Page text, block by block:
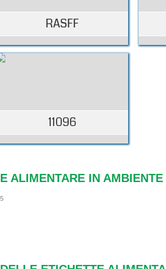
RASFF
11096
ALIMENTARE IN